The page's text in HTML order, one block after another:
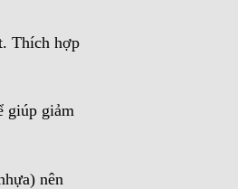
Thích hợp
giúp giảm
nên